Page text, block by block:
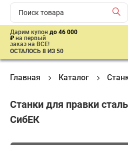
Дарим купон до 46 000
₽ на первый
заказ на ВСЕ!
ОСТАЛОСЬ 8 ИЗ 50
Главная Каталог
Станки для правки
СибЕК